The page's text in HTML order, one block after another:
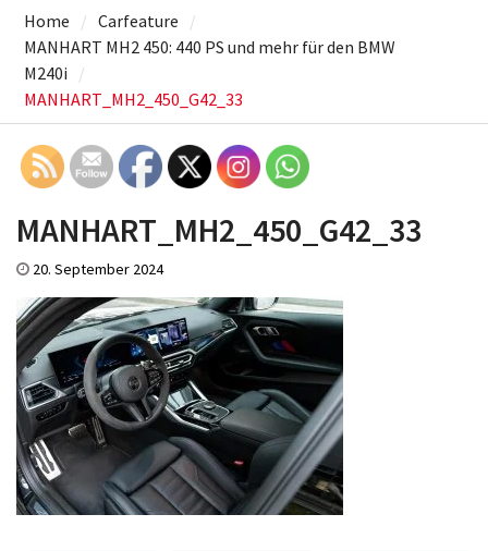
Home
Carfeature
MANHART MH2 450: 440 PS und mehr für den BMW
M240i
MANHART_MH2_450_G42_33
MANHART_MH2_450_G42_33
20. September 2024